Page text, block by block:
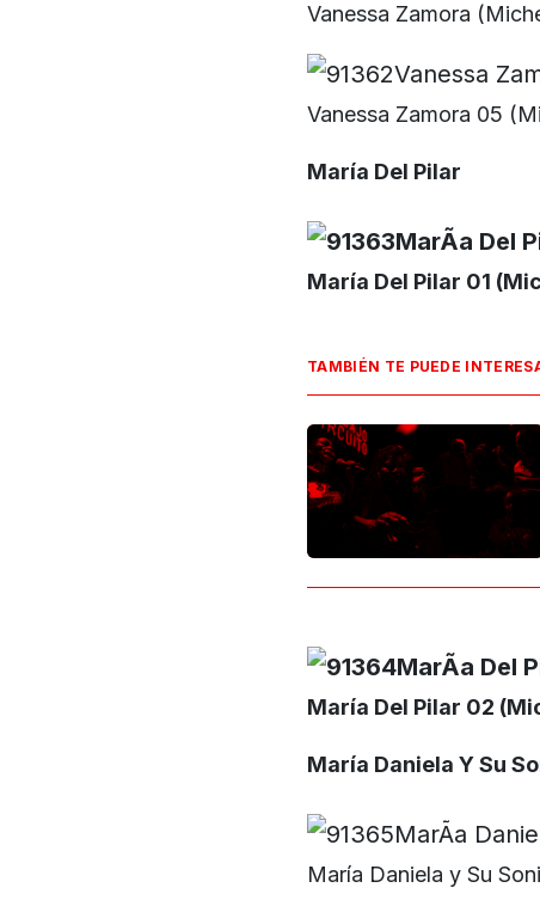
Vanessa Zamora
Vanessa Zamora 05
María Del Pilar
María Del Pilar 01
TAMBIÉN TE PUEDE
María Del Pilar 02
María Daniela Y Su
María Daniela y Su